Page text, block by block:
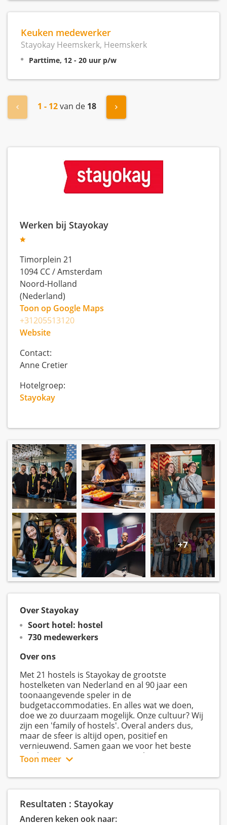
Keuken medewerker
Stayokay Heemskerk, Heemskerk
Parttime, 12 - 20 uur p/w
« Vorige1 - 12van de 18 Volgende »
Werken bij Stayokay
Timorplein 21
1094 CC/Amsterdam
Noord-Holland
(Nederland)
Toon op Google Maps
+31205513120
Website
Contact:
Anne Cretier
Hotelgroep:
Stayokay
+7
Over Stayokay
Soort hotel: hostel
730 medewerkers
Over ons
Met 21 hostels is Stayokay de grootste
hostelketen van Nederland en al 90 jaar een
toonaangevende speler in de
budgetaccommodaties. En alles wat we doen,
doe we zo duurzaam mogelijk. Onze cultuur? Wij
zijn een 'family of hostels'. Overal anders dus,
maar de sfeer is altijd open, positief en
vernieuwend. Samen gaan we voor het beste
resultaat. We zijn avonturiers in hart en nieren
en begrijpen heel goed wat reizen zo
onvergetelijk maakt. Daarom werken we graag
met mensen die de omgeving op hun duimpje
geven onze gasten graag een vakantiegevoel,
gewoon in Nederland!
Toon meer
Resultaten : Stayokay
Anderen keken ook naar: